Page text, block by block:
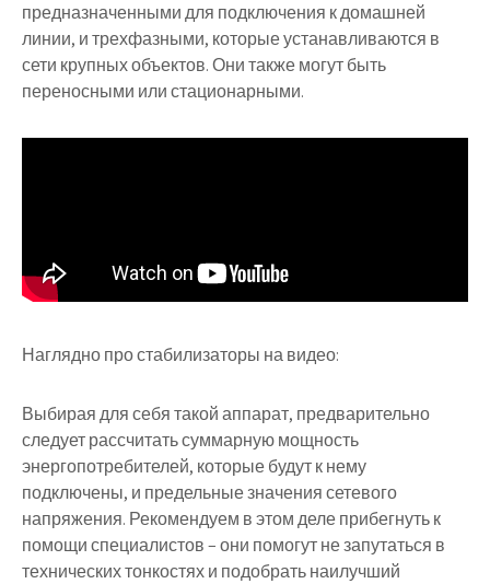
предназначенными для подключения к домашней
линии, и трехфазными, которые устанавливаются в
сети крупных объектов. Они также могут быть
переносными или стационарными.
Наглядно про стабилизаторы на видео:
Выбирая для себя такой аппарат, предварительно
следует рассчитать суммарную мощность
энергопотребителей, которые будут к нему
подключены, и предельные значения сетевого
напряжения. Рекомендуем в этом деле прибегнуть к
помощи специалистов – они помогут не запутаться в
технических тонкостях и подобрать наилучший